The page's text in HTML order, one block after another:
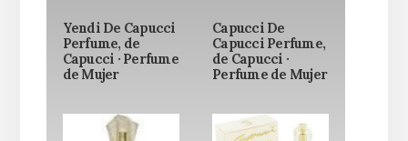
Yendi De Capucci
Perfume, de
Capucci · Perfume
de Mujer
Capucci De
Capucci Perfume,
de Capucci ·
Perfume de Mujer